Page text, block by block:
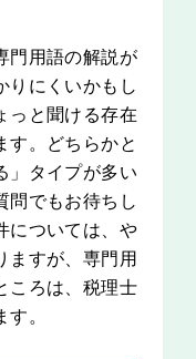
門用語の解説が
りにくいかもし
っと聞ける存在
す。どちらかと
」タイプが多い
問でもお待ちし
については、や
ますが、専門用
ころは、税理士
。